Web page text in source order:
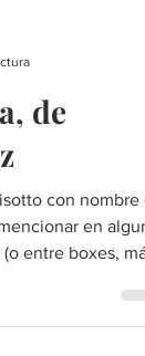
de
con nombre
en
entre boxes, más